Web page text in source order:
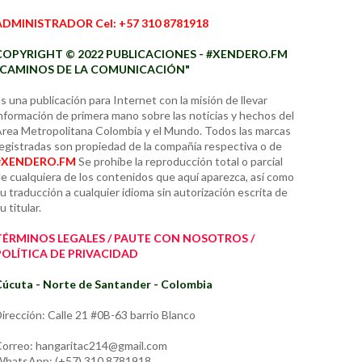
Cel: +57 310 8781918
© 2022 PUBLICACIONES - #XENDERO.FM
DE LA COMUNICACIÓN"
una publicación para Internet con la misión de llevar
de primera mano sobre las noticias y hechos del
Metropolitana Colombia y el Mundo. Todos las marcas
son propiedad de la compañía respectiva o de
Se prohíbe la reproducción total o parcial
cualquiera de los contenidos que aquí aparezca, así como
traducción a cualquier idioma sin autorización escrita de
titular.
LEGALES / PAUTE CON NOSOTROS /
DE PRIVACIDAD
- Norte de Santander - Colombia
Calle 21 #0B-63 barrio Blanco
hangaritac214@gmail.com